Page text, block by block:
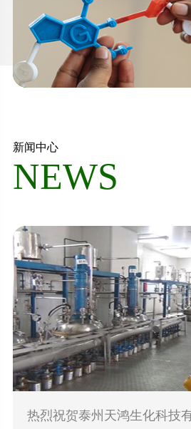
新闻中心
NEWS
热烈祝贺泰州天鸿生化科技